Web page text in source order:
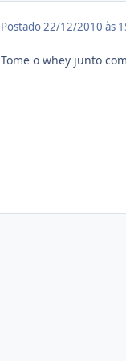
Postado22/12/2010 às
Tome o whey junto